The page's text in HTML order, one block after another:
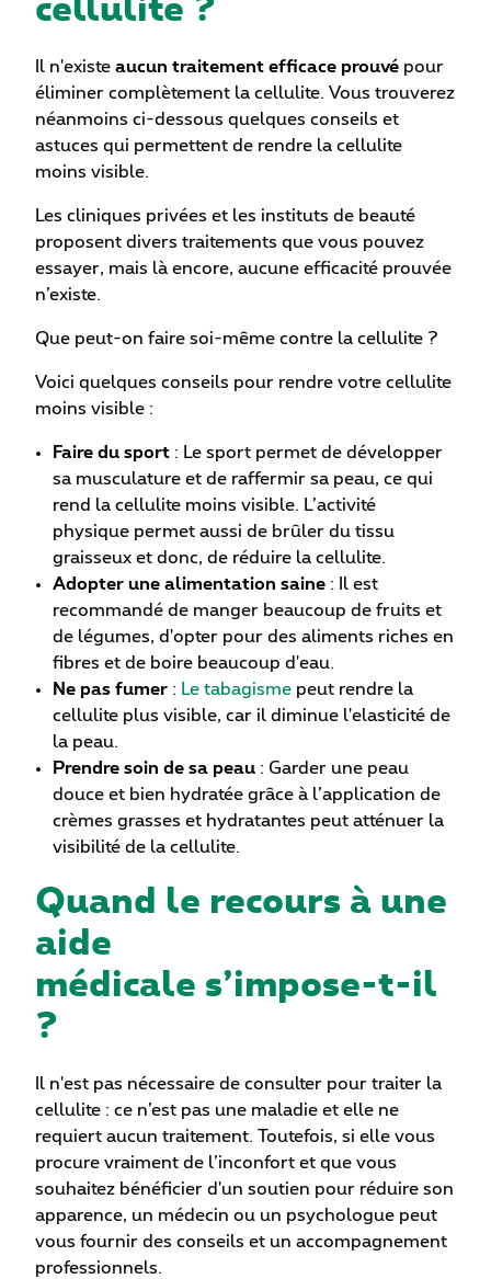
Il n'existe aucun traitement efficace prouvé pour
éliminer complètement la cellulite. Vous trouverez
néanmoins ci-dessous quelques conseils et
astuces qui permettent de rendre la cellulite
moins visible.
Les cliniques privées et les instituts de beauté
proposent divers traitements que vous pouvez
essayer, mais là encore, aucune efficacité prouvée
n’existe.
Que peut-on faire soi-même contre la cellulite ?
Voici quelques conseils pour rendre votre cellulite
moins visible :
Faire du sport : Le sport permet de développer
sa musculature et de raffermir sa peau, ce qui
rend la cellulite moins visible. L’activité
physique permet aussi de brûler du tissu
graisseux et donc, de réduire la cellulite.
Adopter une alimentation saine : Il est
recommandé de manger beaucoup de fruits et
de légumes, d'opter pour des aliments riches en
fibres et de boire beaucoup d'eau.
Ne pas fumer : Le tabagisme peut rendre la
cellulite plus visible, car il diminue l'elasticité de
la peau.
Prendre soin de sa peau : Garder une peau
douce et bien hydratée grâce à l’application de
crèmes grasses et hydratantes peut atténuer la
visibilité de la cellulite.
Quand le recours à une
aide
médicale s’impose-t-il
?
Il n'est pas nécessaire de consulter pour traiter la
cellulite : ce n’est pas une maladie et elle ne
requiert aucun traitement. Toutefois, si elle vous
procure vraiment de l’inconfort et que vous
souhaitez bénéficier d'un soutien pour réduire son
apparence, un médecin ou un psychologue peut
vous fournir des conseils et un accompagnement
professionnels.